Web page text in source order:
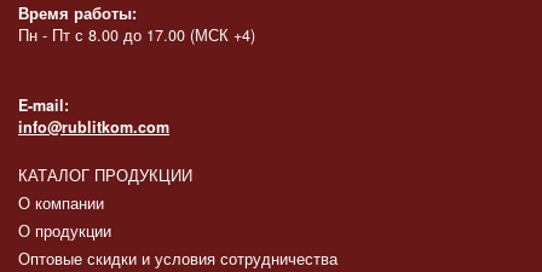
Время работы:
Пн - Пт с 8.00 до 17.00 (МСК +4)
E-mail:
info@rublitkom.com
КАТАЛОГ ПРОДУКЦИИ
О компании
О продукции
Оптовые скидки и условия сотрудничества